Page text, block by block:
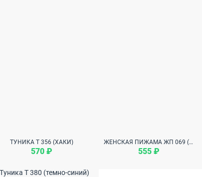
ТУНИКА Т 356 (ХАКИ)
570 ₽
ЖЕНСКАЯ ПИЖАМА ЖП 069 (МИШКИ НА ГОРЧИЧНОМ)
555 ₽